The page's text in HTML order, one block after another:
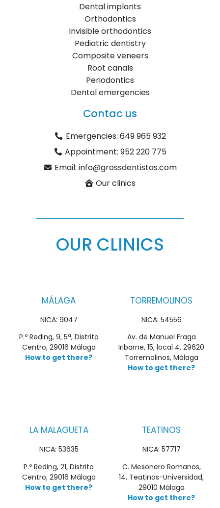
Dental implants
Orthodontics
Invisible orthodontics
Pediatric dentistry
Composite veneers
Root canals
Periodontics
Dental emergencies
Contac us
Emergencies: 649 965 932
Appointment: 952 220 775
Email: info@grossdentistas.com
Our clinics
OUR CLINICS
MÁLAGA
NICA: 9047
P.º Reding, 9, 5ª, Distrito
Centro, 29016 Málaga
How to get there?
TORREMOLINOS
NICA: 54556
Av. de Manuel Fraga
Iribarne, 15, local 4, 29620
Torremolinos, Málaga
How to get there?
LA MALAGUETA
NICA: 53635
P.º Reding, 21, Distrito
Centro, 29016 Málaga
How to get there?
TEATINOS
NICA: 57717
C. Mesonero Romanos,
14, Teatinos-Universidad,
29010 Málaga
How to get there?